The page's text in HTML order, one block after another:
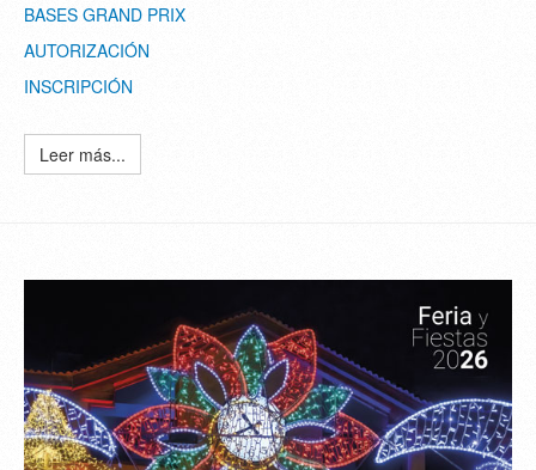
BASES GRAND PRIX
AUTORIZACIÓN
INSCRIPCIÓN
Leer más...